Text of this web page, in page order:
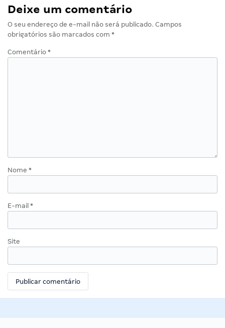
Deixe um comentário
O seu endereço de e-mail não será publicado. Campos
obrigatórios são marcados com *
Comentário *
Nome *
E-mail *
Site